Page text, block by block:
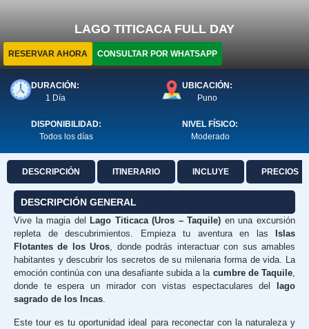
LAGO TITICACA FULL DAY
RESERVAR AHORA CONSULTAR POR WHATSAPP
DURACIÓN:
1 Día
UBICACIÓN:
Puno
DISPONIBILIDAD:
Todos los días
NIVEL FÍSICO:
Moderado
DESCRIPCIÓN ITINERARIO INCLUYE PRECIOS
DESCRIPCIÓN GENERAL
Vive la magia del Lago Titicaca (Uros – Taquile) en una excursión
repleta de descubrimientos. Empieza tu aventura en las
Islas
Flotantes de los Uros, donde podrás interactuar con sus amables
habitantes y descubrir los secretos de su milenaria forma de vida. La
emoción continúa con una desafiante subida a la cumbre de Taquile,
donde te espera un mirador con vistas espectaculares del
lago
sagrado de los Incas.
Este tour es tu oportunidad ideal para reconectar con la naturaleza y